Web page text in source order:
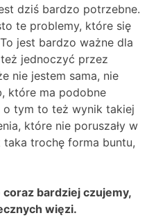
dziś bardzo potrzebne.
te problemy, które się
jest bardzo ważne dla
jednoczyć przez
nie jestem sama, nie
które ma podobne
o tym to też wynik takiej
które nie poruszały w
trochę forma buntu,
bardziej czujemy,
więzi.